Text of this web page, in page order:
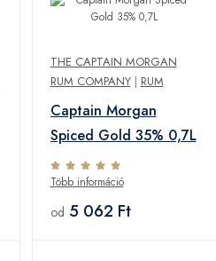
THE CAPTAIN MORGAN
RUM COMPANY| RUM
Captain Morgan
Spiced Gold 35% 0,7L
Több információ
od 5 062 Ft